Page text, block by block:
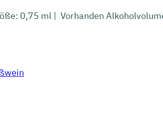
0,75 ml | Vorhanden